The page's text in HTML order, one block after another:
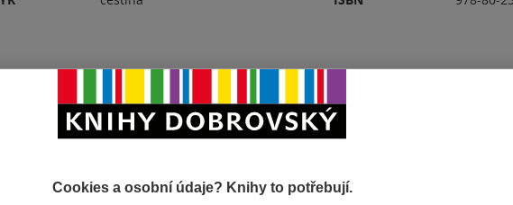
Hodnocení a recenze čtenářů
Cookies a osobní údaje? Knihy to potřebují.